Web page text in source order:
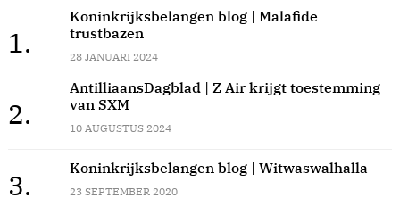
1.
Koninkrijksbelangen blog | Malafide
trustbazen
28 JANUARI 2024
2.
AntilliaansDagblad | Z Air krijgt toestemming
van SXM
10 AUGUSTUS 2024
3.
Koninkrijksbelangen blog | Witwaswalhalla
23 SEPTEMBER 2020